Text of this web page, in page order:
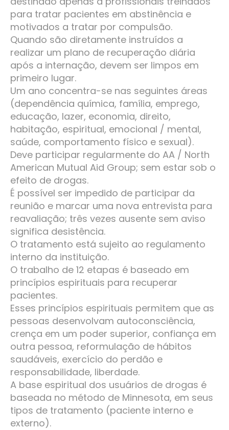
para tratar pacientes em abstinência e
motivados a tratar por compulsão.
Quando são diretamente instruídos a
realizar um plano de recuperação diária
após a internação, devem ser limpos em
primeiro lugar.
Um ano concentra-se nas seguintes áreas
(dependência química, família, emprego,
educação, lazer, economia, direito,
habitação, espiritual, emocional / mental,
saúde, comportamento físico e sexual).
Deve participar regularmente do AA / North
American Mutual Aid Group; sem estar sob o
efeito de drogas.
É possível ser impedido de participar da
reunião e marcar uma nova entrevista para
reavaliação; três vezes ausente sem aviso
significa desistência.
O tratamento está sujeito ao regulamento
interno da instituição.
O trabalho de 12 etapas é baseado em
princípios espirituais para recuperar
pacientes.
Esses princípios espirituais permitem que as
pessoas desenvolvam autoconsciência,
crença em um poder superior, confiança em
outra pessoa, reformulação de hábitos
saudáveis, exercício do perdão e
responsabilidade, liberdade.
A base espiritual dos usuários de drogas é
baseada no método de Minnesota, em seus
tipos de tratamento (paciente interno e
externo).